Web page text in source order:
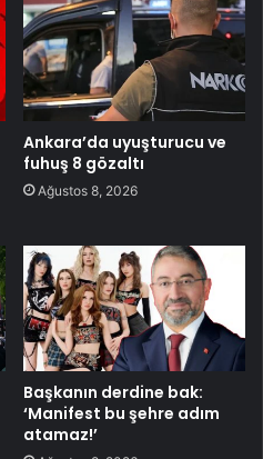
Ankara’da uyuşturucu ve
fuhuş 8 gözaltı
Ağustos 8, 2026
Başkanın derdine bak:
‘Manifest bu şehre adım
atamaz!’